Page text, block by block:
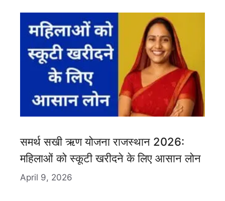
समर्थ सखी ऋण योजना राजस्थान 2026:
महिलाओं को स्कूटी खरीदने के लिए आसान लोन
April 9, 2026